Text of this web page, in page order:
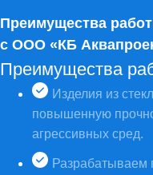
Преимущества
с ООО «КБ
Преимущества
Изделия из
повышенную
агрессивных сред.
Разрабатываем